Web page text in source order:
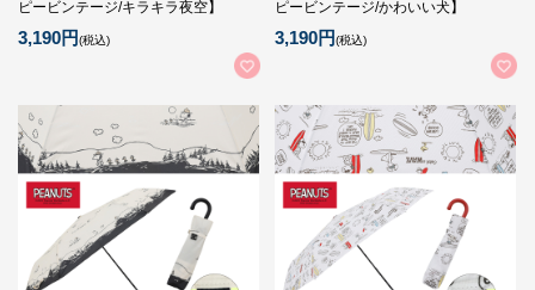
ピービンテージ/キラキラ夜空】
3,190円(税込)
ピービンテージ/かわいい犬】
3,190円(税込)